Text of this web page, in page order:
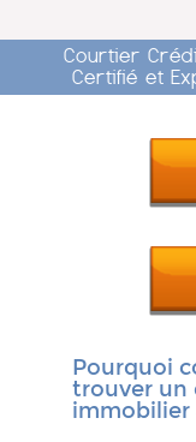
Courtier
Certifié et
Pourquoi
trouver un
immobilier